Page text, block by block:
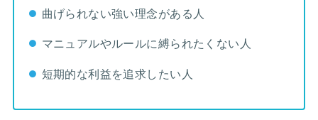
曲げられない強い理念がある人
マニュアルやルールに縛られたくない人
短期的な利益を追求したい人